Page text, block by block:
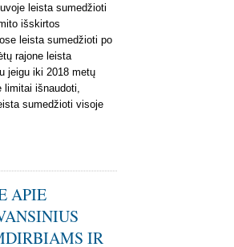
leista sumedžioti
išskirtos
leista sumedžioti po
rajone leista
jeigu iki 2018 metų
išnaudoti,
sumedžioti visoje
APIE
IR